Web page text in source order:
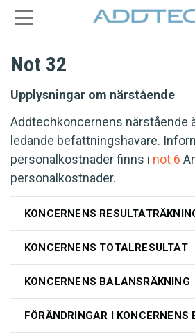
Not 32
Upplysningar om närstående
Addtechkoncernens närstående
ledande befattningshavare.
personalkostnader finns i not 6
personalkostnader.
KONCERNENS
KONCERNENS TOTALRESULTAT
KONCERNENS BALANSRÄKNING
FÖRÄNDRINGAR I KONCERNENS